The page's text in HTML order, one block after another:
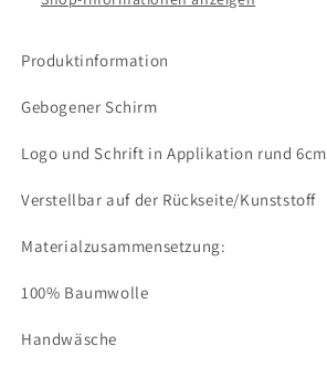
Produktinformation
Gebogener Schirm
Logo und Schrift in Applikation rund 6cm
Verstellbar auf der Rückseite/Kunststoff
Materialzusammensetzung:
100% Baumwolle
Handwäsche